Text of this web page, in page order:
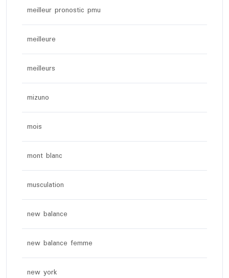
meilleur pronostic pmu
meilleure
meilleurs
mizuno
mois
mont blanc
musculation
new balance
new balance femme
new york